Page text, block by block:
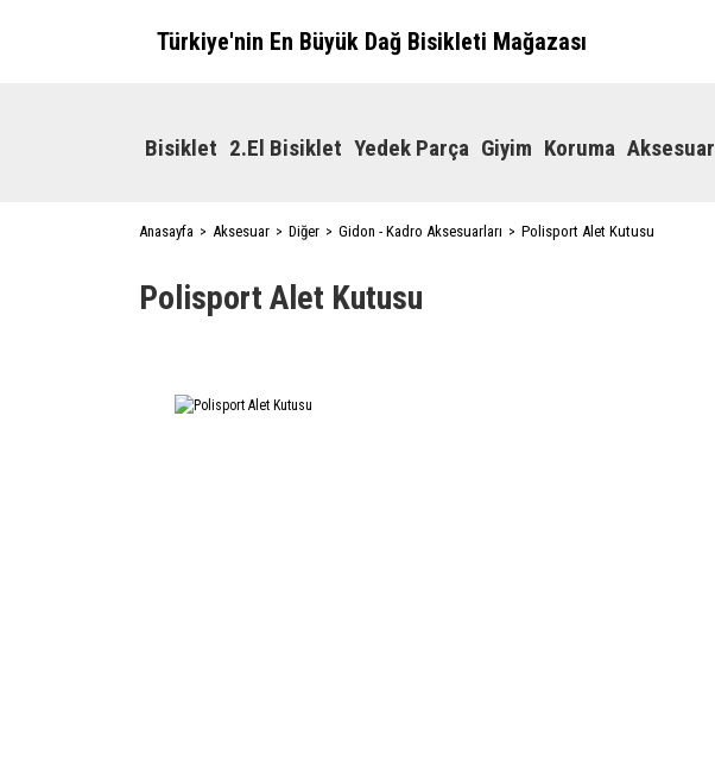
Türkiye'nin En Büyük Dağ Bisikleti Mağazası
Bisiklet 2.El Bisiklet Yedek Parça Giyim Koruma Aksesuar
Anasayfa Aksesuar Diğer Gidon - Kadro Aksesuarları Polisport Alet Kutusu
Polisport Alet Kutusu